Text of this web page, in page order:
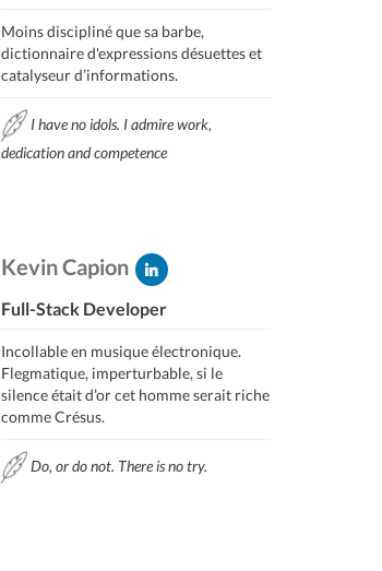
Moins discipliné que sa barbe,
dictionnaire d'expressions désuettes et
catalyseur d’informations.
I have no idols. I admire work,
dedication and competence
Kevin Capion
Full-Stack Developer
Incollable en musique électronique.
Flegmatique, imperturbable, si le
silence était d’or cet homme serait riche
comme Crésus.
Do, or do not. There is no try.